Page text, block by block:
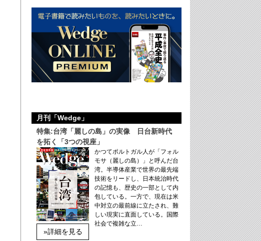
月刊「Wedge」
特集:台湾「麗しの島」の実像 日台新時代
を拓く「3つの視座」
»詳細を見る
かつてポルトガル人が「フォル
モサ（麗しの島）」と呼んだ台
湾。半導体産業で世界の最先端
技術をリードし、日本統治時代
の記憶も、歴史の一部として内
包している。一方で、現在は米
中対立の最前線に立たされ、難
しい現実に直面している。国際
社会で複雑な立…